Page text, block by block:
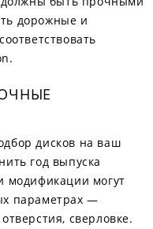
дорожные и
дисков на ваш
год выпуска
модификации могут
параметрах —
сверловке.